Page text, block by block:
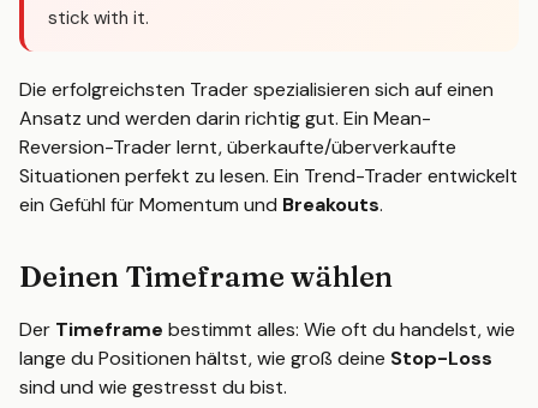
stick with it.
Die erfolgreichsten Trader spezialisieren sich auf einen
Ansatz und werden darin richtig gut. Ein Mean-
Reversion-Trader lernt, überkaufte/überverkaufte
Situationen perfekt zu lesen. Ein Trend-Trader entwickelt
ein Gefühl für Momentum und Breakouts.
Deinen Timeframe wählen
Der Timeframe bestimmt alles: Wie oft du handelst, wie
lange du Positionen hältst, wie groß deine Stop-Loss
sind und wie gestresst du bist.